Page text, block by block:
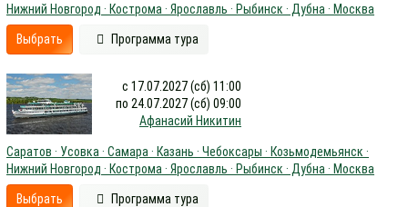
Нижний Новгород · Кострома · Ярославль · Рыбинск · Дубна · Москва
Выбрать Программа тура
с 17.07.2027 (сб) 11:00
по 24.07.2027 (сб) 09:00
Афанасий Никитин
Саратов · Усовка · Самара · Казань · Чебоксары · Козьмодемьянск ·
Нижний Новгород · Кострома · Ярославль · Рыбинск · Дубна · Москва
Выбрать Программа тура